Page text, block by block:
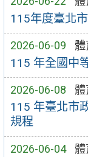
115年度臺北
2026-06-09 體
115 年全國中
2026-06-08 體
115 年臺北市
規程
2026-06-04 體